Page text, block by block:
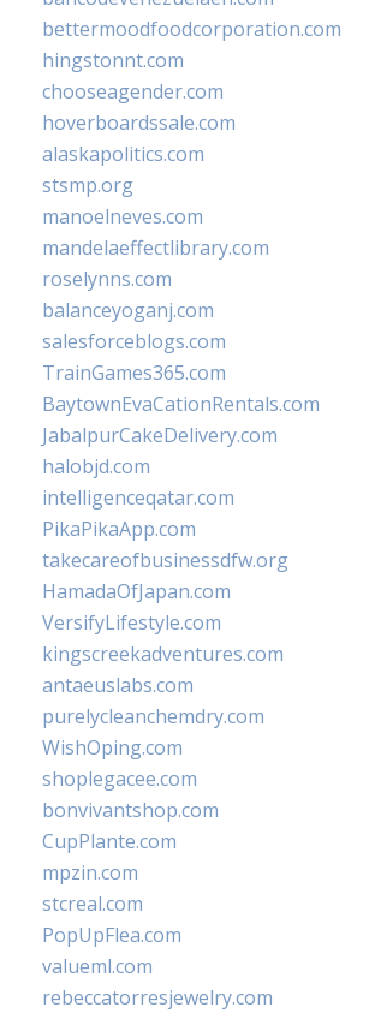
bettermoodfoodcorporation.com
hingstonnt.com
chooseagender.com
hoverboardssale.com
alaskapolitics.com
stsmp.org
manoelneves.com
mandelaeffectlibrary.com
roselynns.com
balanceyoganj.com
salesforceblogs.com
TrainGames365.com
BaytownEvaCationRentals.com
JabalpurCakeDelivery.com
halobjd.com
intelligenceqatar.com
PikaPikaApp.com
takecareofbusinessdfw.org
HamadaOfJapan.com
VersifyLifestyle.com
kingscreekadventures.com
antaeuslabs.com
purelycleanchemdry.com
WishOping.com
shoplegacee.com
bonvivantshop.com
CupPlante.com
mpzin.com
stcreal.com
PopUpFlea.com
valueml.com
rebeccatorresjewelry.com